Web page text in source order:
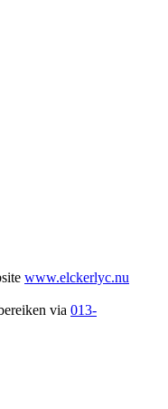
www.elckerlyc.nu
via 013-